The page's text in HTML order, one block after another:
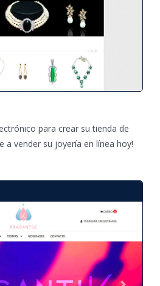
para crear su tienda de
a vender su joyería en línea hoy!